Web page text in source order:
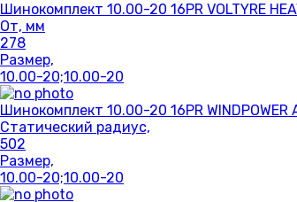
Шинокомплект 10.00-20 16PR VOLTYRE
От, мм
278
Размер,
10.00-20;10.00-20
Шинокомплект 10.00-20 16PR WINDPOWER
Статический радиус,
502
Размер,
10.00-20;10.00-20